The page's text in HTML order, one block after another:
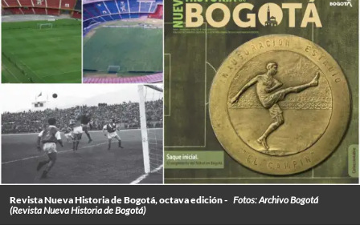
Revista Nueva Historia de Bogotá, octava edición - Fotos: Archivo Bogotá
(Revista Nueva Historia de Bogotá)